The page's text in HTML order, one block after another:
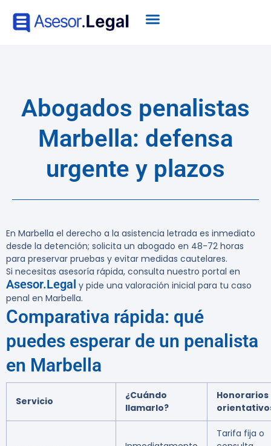
Abogados penalistas
Marbella: defensa
urgente y plazos
En Marbella el derecho a la asistencia letrada es inmediato
desde la detención; solicita un abogado en 48-72 horas
para preservar pruebas y evitar medidas cautelares.
Si necesitas asesoría rápida, consulta nuestro portal en
Asesor.Legal y pide una valoración inicial para tu caso
penal en Marbella.
Comparativa rápida: qué
puedes esperar de un penalista
en Marbella
Servicio
¿Cuándo
llamarlo?
Honorarios
Tarifa fija o